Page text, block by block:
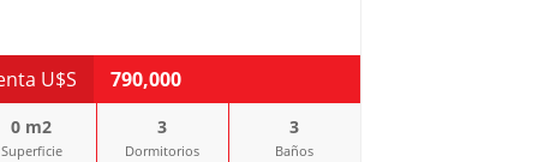
U$S 790,000
0 m2
Superficie
3
Dormitorios
3
Baños